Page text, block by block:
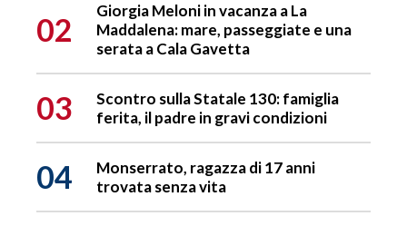
02
Giorgia Meloni in vacanza a La
Maddalena: mare, passeggiate e una
serata a Cala Gavetta
03
Scontro sulla Statale 130: famiglia
ferita, il padre in gravi condizioni
04
Monserrato, ragazza di 17 anni
trovata senza vita